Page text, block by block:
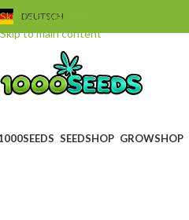
Skip to navigation
Skip to main content
DEUTSCH
SEEDSHOP GROWSHOP